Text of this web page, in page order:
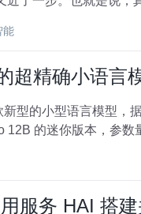
能
超精确小语言
型的小型语言模型，
12B 的迷你版本，参数
服务 HAI 搭